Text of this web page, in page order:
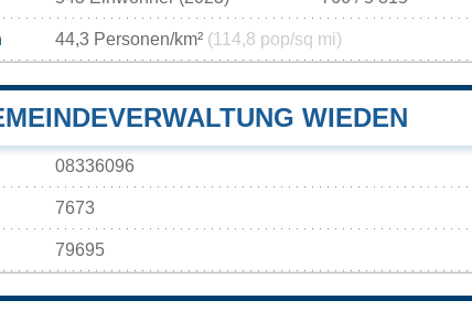
44,3 Personen/km² (114,8 pop/sq mi)
WIEDEN
08336096
7673
79695